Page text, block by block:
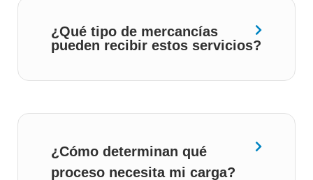
¿Qué tipo de mercancías
pueden recibir estos servicios?
¿Cómo determinan qué
proceso necesita mi carga?